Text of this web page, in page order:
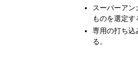
スーパーア
ものを選定す
専用の打ち込
る。